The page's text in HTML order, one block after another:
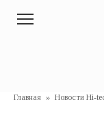
Главная » Новости Hi-